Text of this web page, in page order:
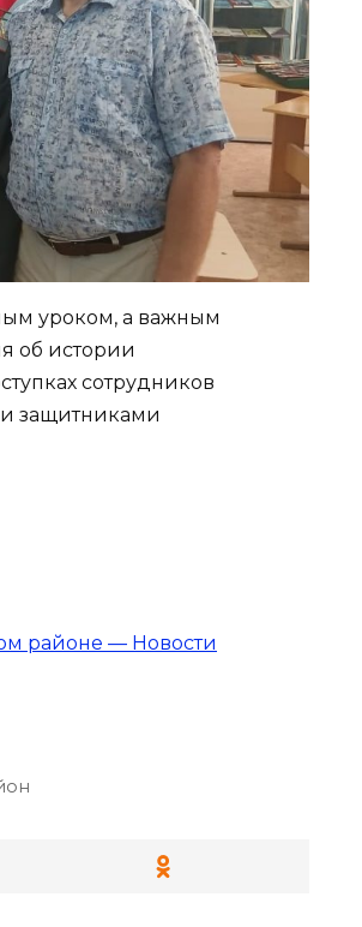
уроком, а важным
об истории
сотрудников
защитниками
районе — Новости